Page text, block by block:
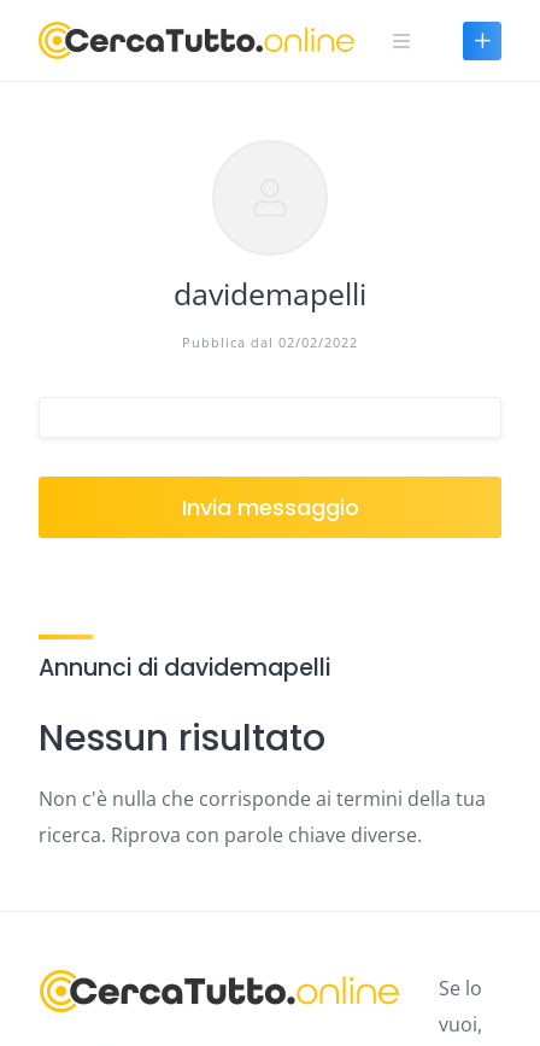
davidemapelli
Pubblica dal 02/02/2022
Invia messaggio
Annunci di davidemapelli
Nessun risultato
Non c'è nulla che corrisponde ai termini della tua
ricerca. Riprova con parole chiave diverse.
Se lo
vuoi,